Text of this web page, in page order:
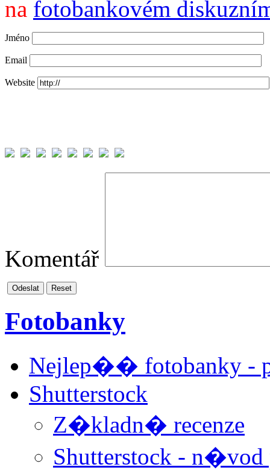
na fotobankovém
Jméno
Email
Website
Komentář
Odeslat Reset
Fotobanky
Nejlep�� fotobanky -
Shutterstock
Z�kladn� recenze
Shutterstock - n�vod